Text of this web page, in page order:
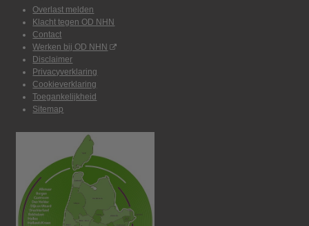
Overlast melden
Klacht tegen OD NHN
Contact
Werken bij OD NHN
Disclaimer
Privacyverklaring
Cookieverklaring
Toegankelijkheid
Sitemap